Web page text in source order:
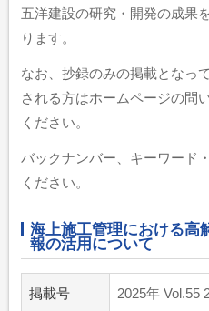
五洋建設の研究・開発の成果
ります。
なお、抄録のみの掲載となっ
される方はホームページの問
ください。
バックナンバー、キーワード
ください。
海上施工管理における高
報の活用について
掲載号 2025年 Vol.55